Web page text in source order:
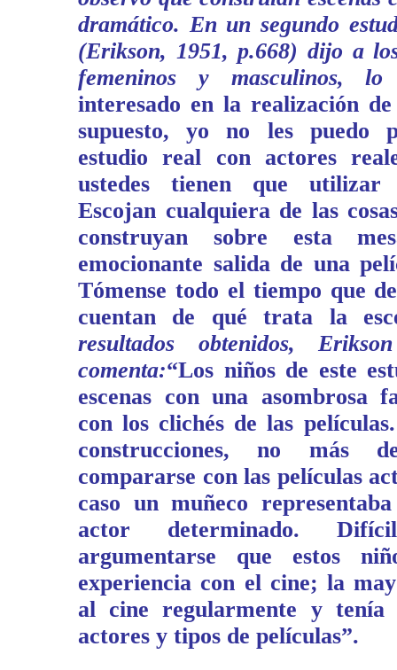
dramático. En un segundo
(Erikson, 1951, p.668) dijo a
femeninos y masculinos, lo
interesado en la realización
supuesto, yo no les puedo
estudio real con actores
ustedes tienen que utilizar
Escojan cualquiera de las
construyan sobre esta
emocionante salida de una
Tómense todo el tiempo que
cuentan de qué trata la
resultados obtenidos,
comenta:“Los niños de este
escenas con una asombrosa
con los clichés de las
construcciones, no más
compararse con las películas
caso un muñeco
actor determinado.
argumentarse que estos
experiencia con el cine; la
al cine regularmente y tenía
actores y tipos de películas”.